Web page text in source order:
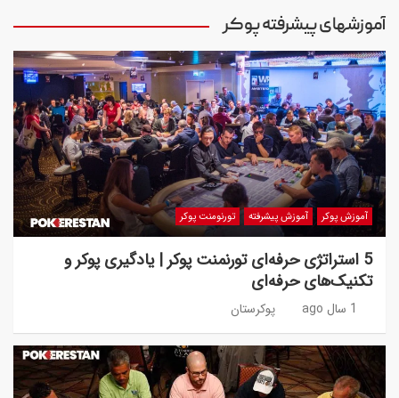
آموزشهای پیشرفته پوکر
آموزش پوکر آموزش پیشرفته تورنومنت پوکر
5 استراتژی حرفه‌ای تورنمنت پوکر | یادگیری پوکر و
تکنیک‌های حرفه‌ای
1 سال ago پوکرستان